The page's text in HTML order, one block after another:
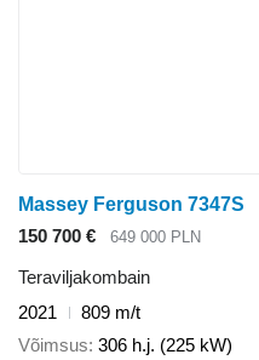
Massey Ferguson 7347S
150 700 €
649 000 PLN
Teraviljakombain
2021
809 m/t
Võimsus 306 h.j. (225 kW)